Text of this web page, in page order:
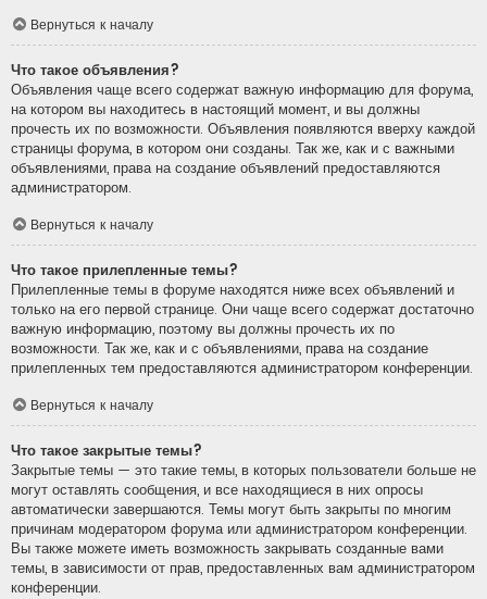
Вернуться к началу
Что такое объявления?
Объявления чаще всего содержат важную информацию для форума,
на котором вы находитесь в настоящий момент, и вы должны
прочесть их по возможности. Объявления появляются вверху каждой
страницы форума, в котором они созданы. Так же, как и с важными
объявлениями, права на создание объявлений предоставляются
администратором.
Вернуться к началу
Что такое прилепленные темы?
Прилепленные темы в форуме находятся ниже всех объявлений и
только на его первой странице. Они чаще всего содержат достаточно
важную информацию, поэтому вы должны прочесть их по
возможности. Так же, как и с объявлениями, права на создание
прилепленных тем предоставляются администратором конференции.
Вернуться к началу
Что такое закрытые темы?
Закрытые темы — это такие темы, в которых пользователи больше не
могут оставлять сообщения, и все находящиеся в них опросы
автоматически завершаются. Темы могут быть закрыты по многим
причинам модератором форума или администратором конференции.
Вы также можете иметь возможность закрывать созданные вами
темы, в зависимости от прав, предоставленных вам администратором
конференции.